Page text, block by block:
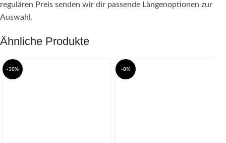
regulären Preis senden wir dir passende Längenoptionen zur
Auswahl.
Ähnliche Produkte
-30% -8%